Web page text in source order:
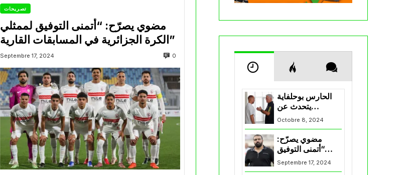
تصريحات
مضوي يصرّح: “أتمنى التوفيق لممثلي
الكرة الجزائرية في المسابقات القارية”
Septembre 17, 2024 0
الحارس بوحلفاية
يتحدث عن
طموحاته مع
المنتخب و شباب
قسنطينة
Octobre 8, 2024
مضوي يصرّح:
“أتمنى التوفيق
لممثلي الكرة
الجزائرية في
Septembre 17, 2024